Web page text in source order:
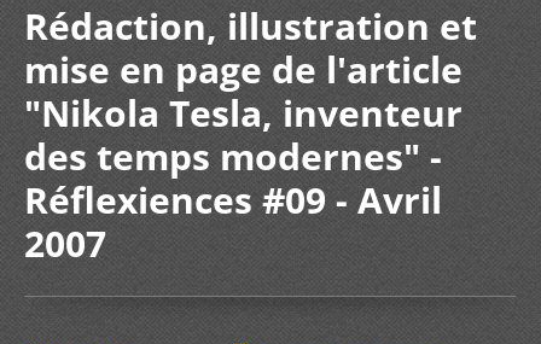
Rédaction, illustration et
mise en page de l'article
"Nikola Tesla, inventeur
des temps modernes" -
Réflexiences #09 - Avril
2007